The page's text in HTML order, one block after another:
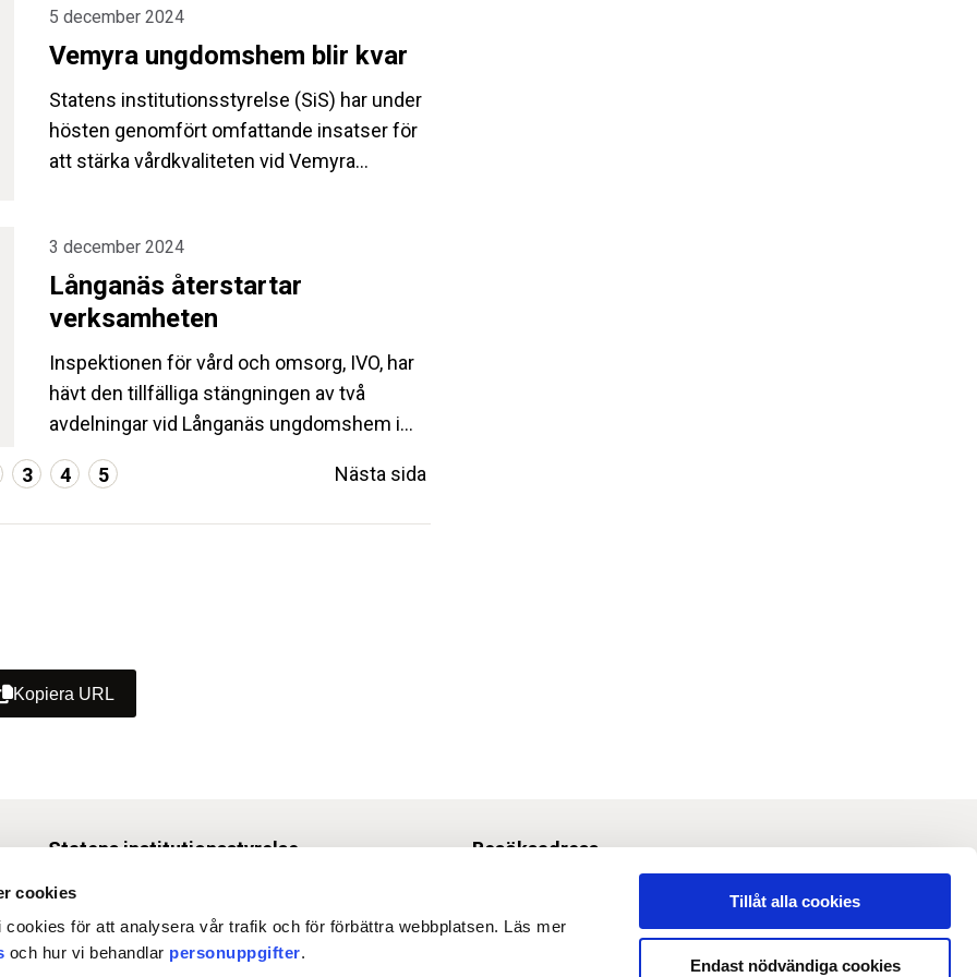
cookies
för att analysera vår trafik och för förbättra webbplatsen. Läs mer
och hur vi behandlar personuppgifter.
Tillåt alla cookies
Endast nödvändiga cookies
tillträder tjänsten den 3 februari 2025.
5 december 2024
Vemyra ungdomshem blir kvar
Statens institutionsstyrelse (SiS) har under
hösten genomfört omfattande insatser för
att stärka vårdkvaliteten vid Vemyra
aviserade avvecklingen av
ungdomshemmet inte längre aktuell.
3 december 2024
Långanäs återstartar
verksamheten
Inspektionen för vård och omsorg, IVO, har
hävt den tillfälliga stängningen av två
avdelningar vid Långanäs ungdomshem i
Eksjö. Verksamheten återstartas därför
tisdag den 3 december.
3 4 5 Nästa sida
Kopiera URL
Statens institutionsstyrelse
010-453 40 00
Fax 010-453 40 50
Besöksadress
Svetsarvägen 10, Solna